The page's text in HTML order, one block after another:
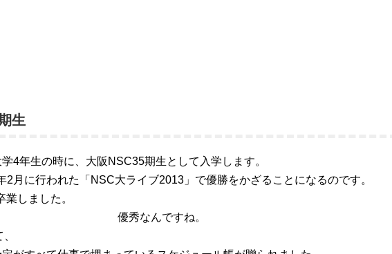
生
4年生の時に、大阪NSC35期生として入学します。
2月に行われた「NSC大ライブ2013」で優勝をかざることになるのです。
業しました。
優秀なんですね。